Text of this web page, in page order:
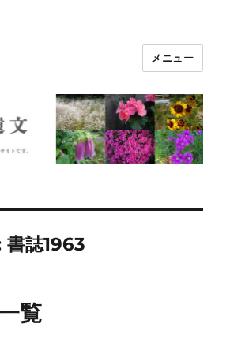
メニュー
書誌1963
覧